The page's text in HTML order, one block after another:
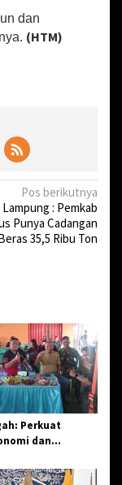
dan
(HTM)
Pos berikutnya
Lampung : Pemkab
Punya Cadangan
35,5 Ribu Ton
Perkuat
dan
Halal Bi Halal